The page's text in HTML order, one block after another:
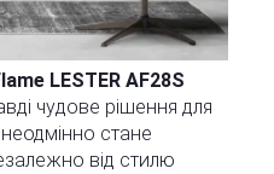
LESTER AF28S
чудове рішення для
неодмінно стане
від стилю